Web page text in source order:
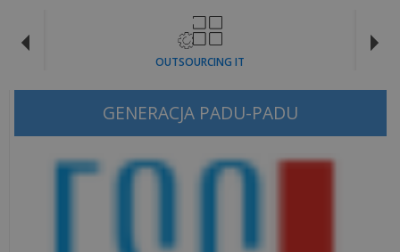
OUTSOURCING IT
MOŻEMY
CIEBIE
Obsługa
GENERACJA PADU-PADU